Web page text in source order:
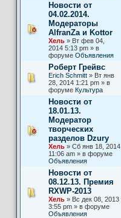
Новости от
04.02.2014.
Модераторы
AlfranZa и Kottor
Хель » Вт фев 04,
2014 5:13 pm » в
форуме Объявления
Роберт Грейвс
Erich Schmitt » Вт янв
28, 2014 1:21 pm » в
форуме Культура
Новости от
18.01.13.
Модератор
творческих
разделов Dzury
Хель » Сб янв 18, 2014
11:06 am » в форуме
Объявления
Новости от
08.12.13. Премия
RXWP-2013
Хель » Вс дек 08, 2013
3:55 pm » в форуме
Объявления